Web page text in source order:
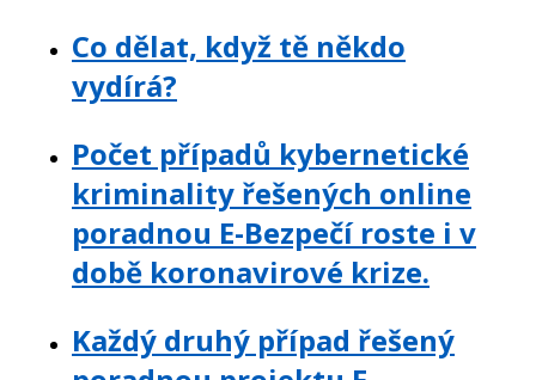
Co dělat, když tě někdo
vydírá?
Počet případů kybernetické
kriminality řešených online
poradnou E-Bezpečí roste i v
době koronavirové krize.
Každý druhý případ řešený